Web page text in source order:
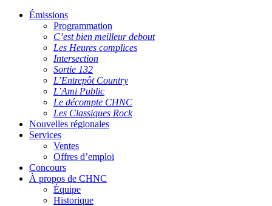
Émissions
Programmation
C’est bien meilleur debout
Les Heures complices
Intersection
Sortie 132
L’Entrepôt Country
L’Ami Public
Le décompte CHNC
Les Classiques Rock
Nouvelles régionales
Services
Ventes
Offres d’emploi
Concours
À propos de CHNC
Équipe
Historique